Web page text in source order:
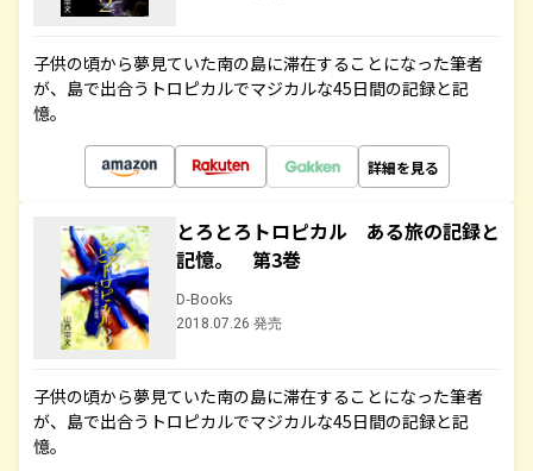
子供の頃から夢見ていた南の島に滞在することになった筆者
が、島で出合うトロピカルでマジカルな45日間の記録と記
憶。
詳細を見る
とろとろトロピカル ある旅の記録と
記憶。 第3巻
D-Books
2018.07.26 発売
子供の頃から夢見ていた南の島に滞在することになった筆者
が、島で出合うトロピカルでマジカルな45日間の記録と記
憶。